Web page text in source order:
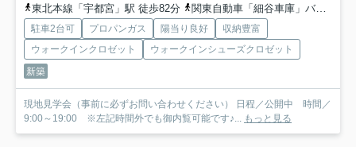
東北本線「宇都宮」駅 徒歩82分
関東自動車「細谷車庫」バス停下車 徒歩12分
駐車2台可 プロパンガス 陽当り良好
収納豊富
ウォークインクロゼット
ウォークインシューズクロゼット
新築
現地見学会（事前に必ずお問い合わせください） 日程／公開中 時間／
9:00～19:00 ※左記時間外でも御内覧可能です♪... もっと見る